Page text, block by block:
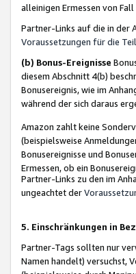
alleinigen Ermessen von
Partner-Links auf die in der
Voraussetzungen für die
(b) Bonus-Ereignisse
diesem Abschnitt 4(b)
Bonusereignis, wie im
während der sich daraus
Amazon zahlt keine
(beispielsweise
Bonusereignisse und
Ermessen, ob ein
Partner-Links zu den im
ungeachtet der
5. Einschränkungen in
Partner-Tags sollten nur
Namen handelt) versuchst,